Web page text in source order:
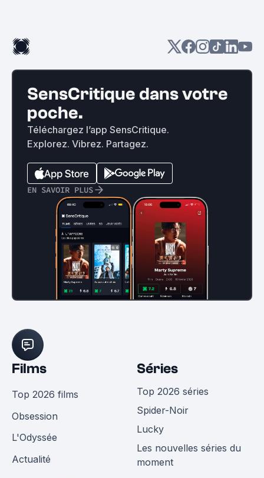
SensCritique dans votre
poche.
Téléchargez l’app SensCritique.
Explorez. Vibrez. Partagez.
EN SAVOIR PLUS
Films
Top 2026 films
Obsession
L'Odyssée
Actualité
Séries
Top 2026 séries
Spider-Noir
Lucky
Les nouvelles séries du
moment